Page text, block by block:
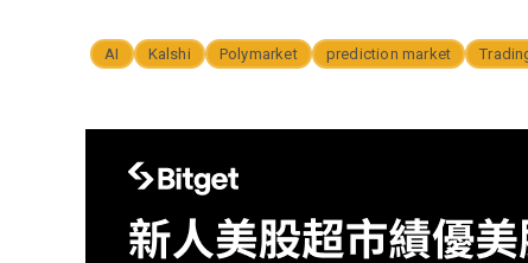
AI Kalshi Polymarket prediction market